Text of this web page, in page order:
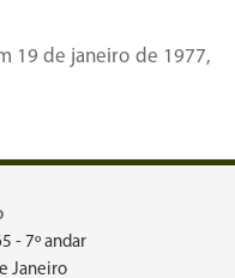
19 de janeiro de 1977,
- 7º andar
Janeiro